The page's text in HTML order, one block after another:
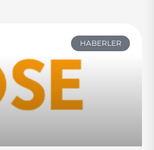
HABERLER